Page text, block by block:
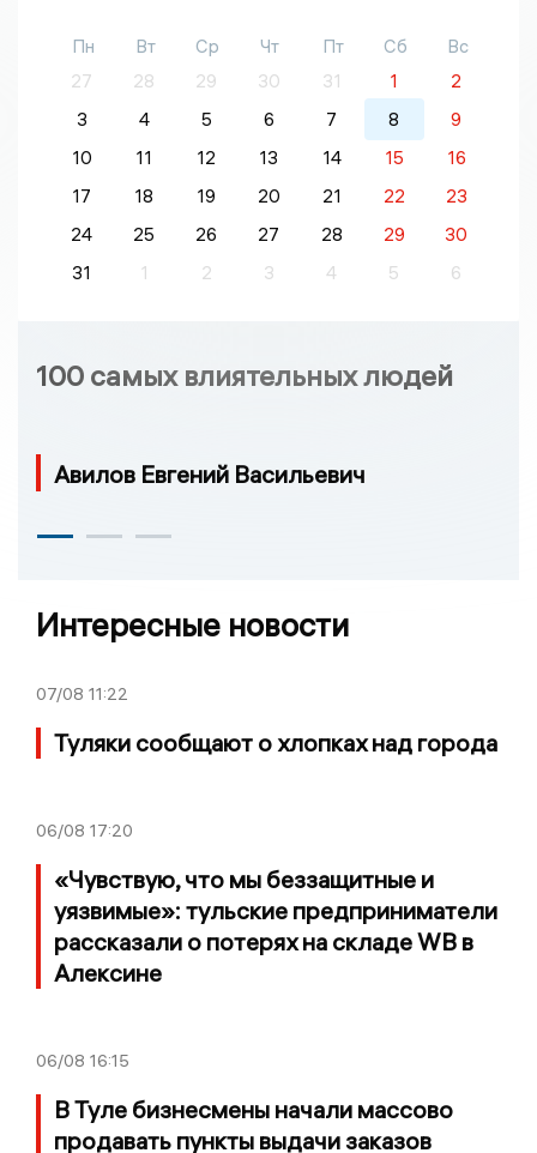
Пн Вт Ср Чт Пт Сб
Вс
27
28 29 30 31 1
2
3
4 5 6 7 8
9
10
11 12 13 14 15
16
17
18 19 20 21 22
23
24
25 26 27 28 29
30
31
1 2 3 4 5 6
100 самых влиятельных людей
Авилов Евгений Васильевич
Интересные новости
07/08 11:22
Туляки сообщают о хлопках над города
06/08 17:20
«Чувствую, что мы беззащитные и
уязвимые»: тульские предприниматели
рассказали о потерях на складе WB в
Алексине
06/08 16:15
В Туле бизнесмены начали массово
продавать пункты выдачи заказов